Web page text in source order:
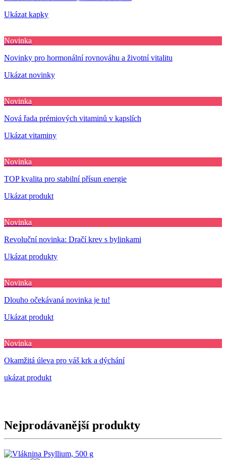
Ukázat kapky
Novinka
Novinky pro hormonální rovnováhu a životní vitalitu
Ukázat novinky
Novinka
Nová řada prémiových vitaminů v kapslích
Ukázat vitaminy
Novinka
TOP kvalita pro stabilní přísun energie
Ukázat produkt
Novinka
Revoluční novinka: Dračí krev s bylinkami
Ukázat produkty
Novinka
Dlouho očekávaná novinka je tu!
Ukázat produkt
Novinka
Okamžitá úleva pro váš krk a dýchání
ukázat produkt
Nejprodávanější produkty